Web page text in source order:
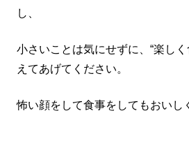
し、
小さいことは気にせずに、“楽し
えてあげてください。
怖い顔をして食事をしてもおいし